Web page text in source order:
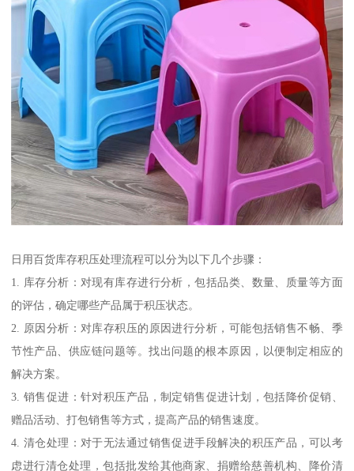
日用百货库存积压处理流程可以分为以下几个步骤：
1. 库存分析：对现有库存进行分析，包括品类、数量、质量等方面
的评估，确定哪些产品属于积压状态。
2. 原因分析：对库存积压的原因进行分析，可能包括销售不畅、季
节性产品、供应链问题等。找出问题的根本原因，以便制定相应的
解决方案。
3. 销售促进：针对积压产品，制定销售促进计划，包括降价促销、
赠品活动、打包销售等方式，提高产品的销售速度。
4. 清仓处理：对于无法通过销售促进手段解决的积压产品，可以考
虑进行清仓处理，包括批发给其他商家、捐赠给慈善机构、降价清